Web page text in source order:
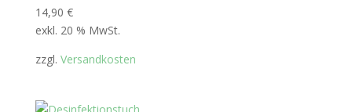
14,90 €
exkl. 20 % MwSt.
zzgl. Versandkosten